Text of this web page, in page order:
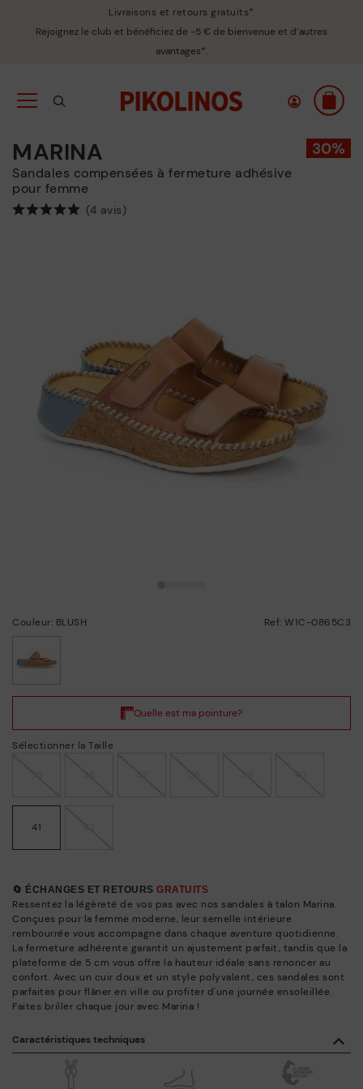
Livraisons et retours gratuits*
Rejoignez le club et bénéficiez de -5 € de bienvenue et d’autres
avantages*.
MARINA
Sandales compensées à fermeture adhésive
pour femme
(4 avis)
Couleur: BLUSH Ref: W1C-0865C3
Sélectionner la Taille
41
🔄 ÉCHANGES ET RETOURS GRATUITS
Ressentez la légèreté de vos pas avec nos sandales à talon Marina.
Conçues pour la femme moderne, leur semelle intérieure
rembourrée vous accompagne dans chaque aventure quotidienne.
La fermeture adhérente garantit un ajustement parfait, tandis que la
plateforme de 5 cm vous offre la hauteur idéale sans renoncer au
confort. Avec un cuir doux et un style polyvalent, ces sandales sont
parfaites pour flâner en ville ou profiter d'une journée ensoleillée.
Faites briller chaque jour avec Marina !
Caractéristiques techniques